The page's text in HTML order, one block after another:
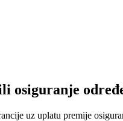
osiguranje
uz uplatu premije